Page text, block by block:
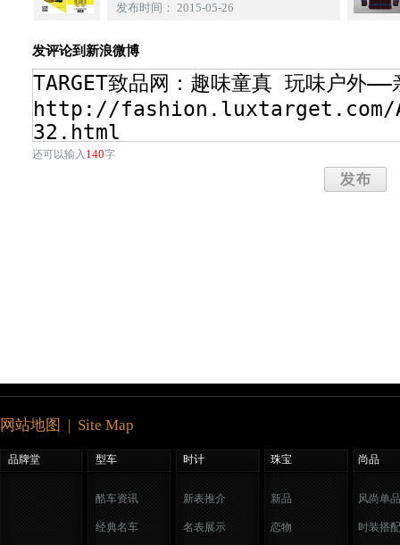
发布时间： 2015-05-26
发评论到新浪微博
还可以输入 140字
网站地图 | Site Map
品牌堂 型车 时计 珠宝 尚品
酷车资讯
经典名车
新表推介
名表展示
新品
恋物
风尚单品
时装搭配